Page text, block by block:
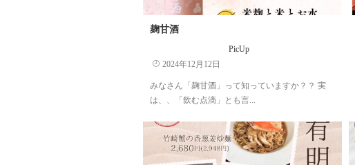
麹甘酒
PicUp
2024年12月12日
みなさん「麹甘酒」って知っていますか？？ 実
は、、「飲む点滴」とも言...